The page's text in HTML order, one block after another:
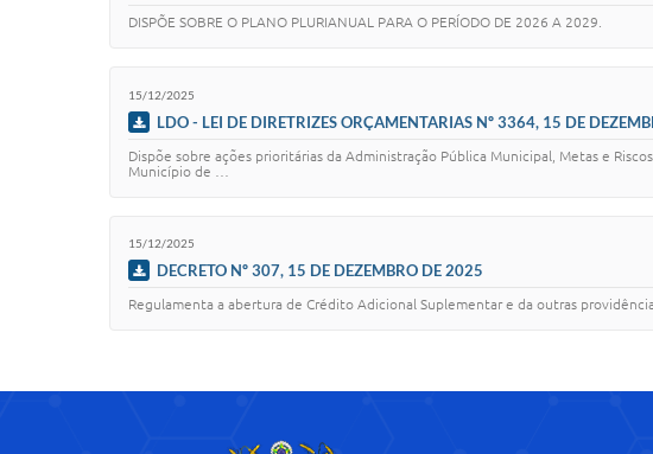
DISPÕE SOBRE O PLANO PLURIANUAL PARA O PERÍODO DE 2026 A 2029.
15/12/2025
LDO - LEI DE DIRETRIZES ORÇAMENTARIAS Nº 3364, 15 DE
Dispõe sobre ações prioritárias da Administração Pública Municipal, Metas e
Município de …
15/12/2025
DECRETO Nº 307, 15 DE DEZEMBRO DE 2025
Regulamenta a abertura de Crédito Adicional Suplementar e da outras